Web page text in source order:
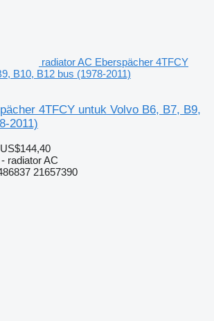
radiator AC Eberspächer 4TFCY
B10, B12 bus (1978-2011)
4TFCY untuk Volvo B6, B7, B9,
2011)
radiator AC
21657390